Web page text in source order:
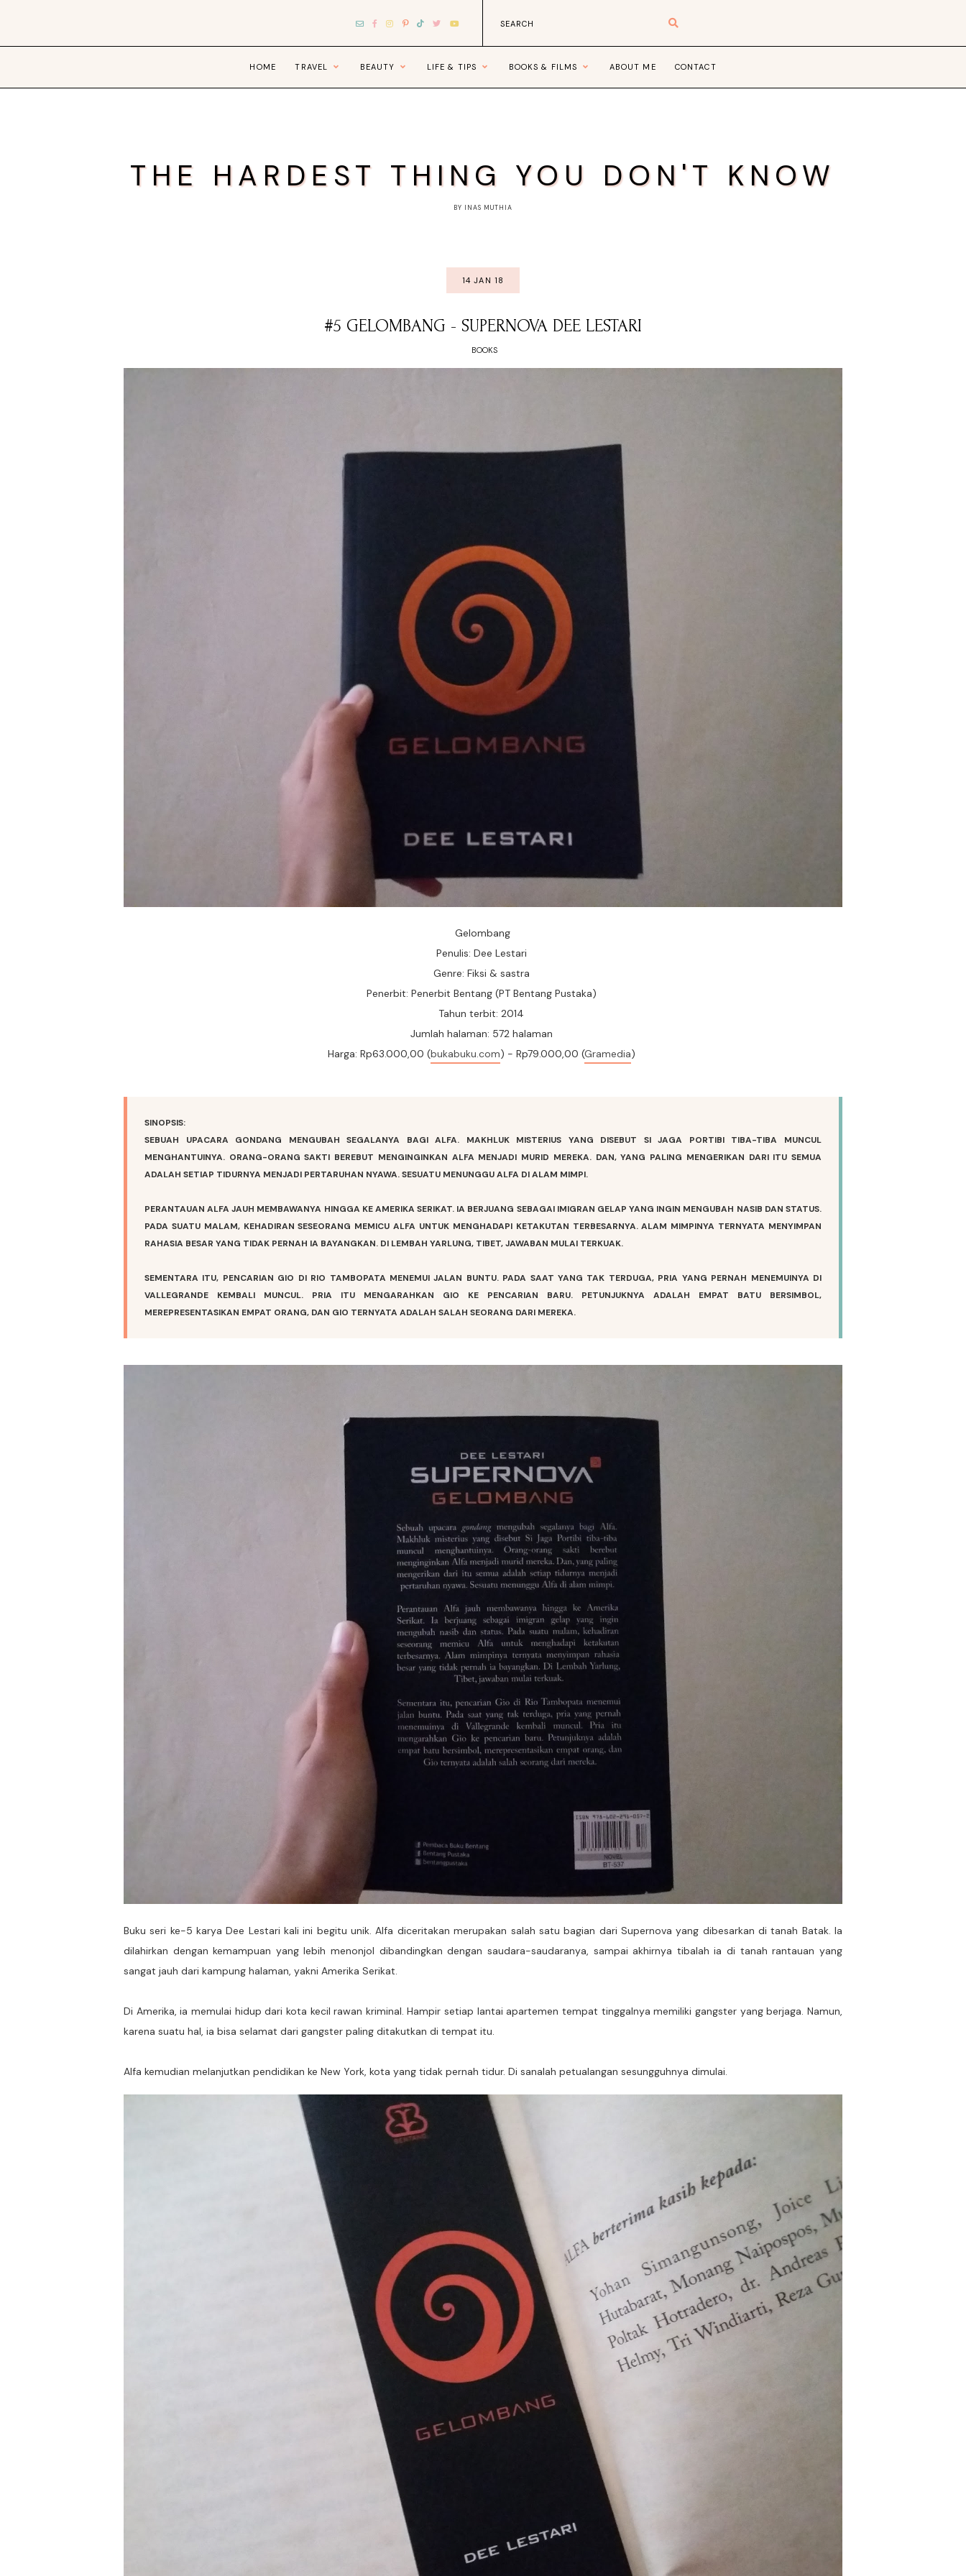
HOME TRAVEL BEAUTY LIFE & TIPS BOOKS & FILMS ABOUT ME CONTACT
THE HARDEST THING YOU DON'T KNOW
BY INAS MUTHIA
14 JAN 18
#5 GELOMBANG - SUPERNOVA DEE LESTARI
BOOKS
Gelombang
Penulis: Dee Lestari
Genre: Fiksi & sastra
Penerbit: Penerbit Bentang (PT Bentang Pustaka)
Tahun terbit: 2014
Jumlah halaman: 572 halaman
Harga: Rp63.000,00 (bukabuku.com) - Rp79.000,00 (Gramedia)
SINOPSIS:
SEBUAH UPACARA GONDANG MENGUBAH SEGALANYA BAGI ALFA. MAKHLUK MISTERIUS YANG DISEBUT SI JAGA PORTIBI TIBA-TIBA MUNCUL
MENGHANTUINYA. ORANG-ORANG SAKTI BEREBUT MENGINGINKAN ALFA MENJADI MURID MEREKA. DAN, YANG PALING MENGERIKAN DARI ITU SEMUA
ADALAH SETIAP TIDURNYA MENJADI PERTARUHAN NYAWA. SESUATU MENUNGGU ALFA DI ALAM MIMPI.
PERANTAUAN ALFA JAUH MEMBAWANYA HINGGA KE AMERIKA SERIKAT. IA BERJUANG SEBAGAI IMIGRAN GELAP YANG INGIN MENGUBAH NASIB DAN STATUS.
PADA SUATU MALAM, KEHADIRAN SESEORANG MEMICU ALFA UNTUK MENGHADAPI KETAKUTAN TERBESARNYA. ALAM MIMPINYA TERNYATA MENYIMPAN
RAHASIA BESAR YANG TIDAK PERNAH IA BAYANGKAN. DI LEMBAH YARLUNG, TIBET, JAWABAN MULAI TERKUAK.
SEMENTARA ITU, PENCARIAN GIO DI RIO TAMBOPATA MENEMUI JALAN BUNTU. PADA SAAT YANG TAK TERDUGA, PRIA YANG PERNAH MENEMUINYA DI
VALLEGRANDE KEMBALI MUNCUL. PRIA ITU MENGARAHKAN GIO KE PENCARIAN BARU. PETUNJUKNYA ADALAH EMPAT BATU BERSIMBOL,
MEREPRESENTASIKAN EMPAT ORANG, DAN GIO TERNYATA ADALAH SALAH SEORANG DARI MEREKA.
Buku seri ke-5 karya Dee Lestari kali ini begitu unik. Alfa diceritakan merupakan salah satu bagian dari Supernova yang dibesarkan di tanah Batak. Ia
dilahirkan dengan kemampuan yang lebih menonjol dibandingkan dengan saudara-saudaranya, sampai akhirnya tibalah ia di tanah rantauan yang
sangat jauh dari kampung halaman, yakni Amerika Serikat.
Di Amerika, ia memulai hidup dari kota kecil rawan kriminal. Hampir setiap lantai apartemen tempat tinggalnya memiliki gangster yang berjaga. Namun,
karena suatu hal, ia bisa selamat dari gangster paling ditakutkan di tempat itu.
Alfa kemudian melanjutkan pendidikan ke New York, kota yang tidak pernah tidur. Di sanalah petualangan sesungguhnya dimulai.